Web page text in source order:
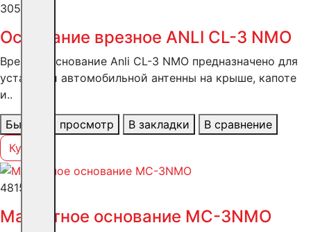
3055 ₽
Основание врезное ANLI CL-3 NMO
Врезное основание Anli CL-3 NMO предназначено для
установки автомобильной антенны на крыше, капоте
и..
Быстрый просмотр В закладки
В сравнение
Купить
4815 ₽
Магнитное основание MC-3NMO